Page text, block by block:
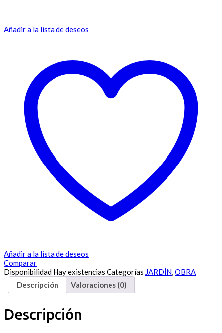
Añadir a la lista de deseos
Añadir a la lista de deseos
Comparar
Disponibilidad Hay existencias Categorías JARDÍN,OBRA
Descripción
Valoraciones (0)
Descripción